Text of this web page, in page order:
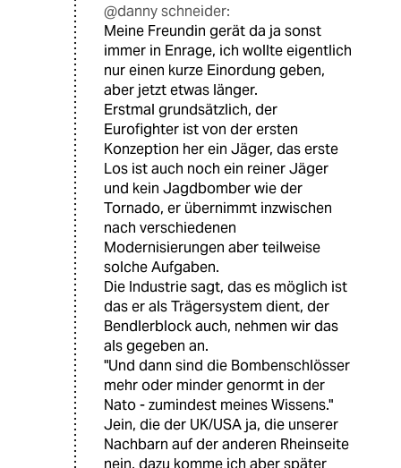
@danny schneider:
Meine Freundin gerät da ja sonst
immer in Enrage, ich wollte eigentlich
nur einen kurze Einordung geben,
aber jetzt etwas länger.
Erstmal grundsätzlich, der
Eurofighter ist von der ersten
Konzeption her ein Jäger, das erste
Los ist auch noch ein reiner Jäger
und kein Jagdbomber wie der
Tornado, er übernimmt inzwischen
nach verschiedenen
Modernisierungen aber teilweise
solche Aufgaben.
Die Industrie sagt, das es möglich ist
das er als Trägersystem dient, der
Bendlerblock auch, nehmen wir das
als gegeben an.
"Und dann sind die Bombenschlösser
mehr oder minder genormt in der
Nato - zumindest meines Wissens."
Jein, die der UK/USA ja, die unserer
Nachbarn auf der anderen Rheinseite
nein, dazu komme ich aber später